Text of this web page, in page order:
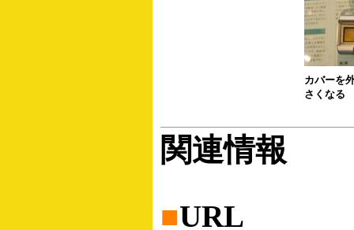
カバーを
さくなる
関連情報
■URL